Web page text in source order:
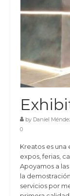
by Daniel
0
Kreatos es una
expos, ferias,
Apoyamos a
la
servicios por